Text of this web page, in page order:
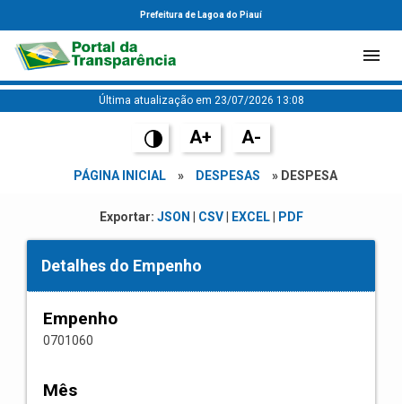
Prefeitura de Lagoa do Piauí
Última atualização em 23/07/2026 13:08
A+ A-
PÁGINA INICIAL » DESPESAS » DESPESA
Exportar: JSON CSV| EXCEL| PDF
Detalhes do Empenho
Empenho
0701060
Mês